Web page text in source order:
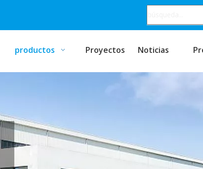
productos Proyectos Noticias